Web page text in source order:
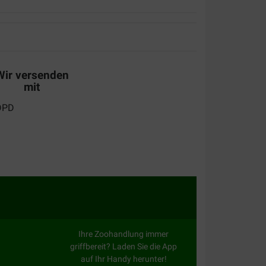
versenden
mit
Ihre Zoohandlung immer
griffbereit? Laden Sie die App
auf Ihr Handy herunter!